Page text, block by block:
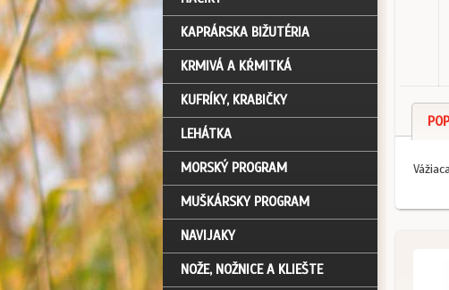
KAPRÁRSKA BIŽUTÉRIA
KRMIVÁ A KŔMITKÁ
KUFRÍKY, KRABIČKY
LEHÁTKA
MORSKÝ PROGRAM
MUŠKÁRSKY PROGRAM
NAVIJAKY
NOŽE, NOŽNICE A KLIEŠTE